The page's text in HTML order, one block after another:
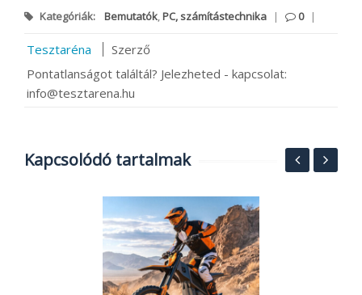
Kategóriák: Bemutatók,PC, számítástechnika | 0 |
Tesztaréna
Szerző
Pontatlanságot találtál? Jelezheted - kapcsolat:
info@tesztarena.hu
Kapcsolódó tartalmak